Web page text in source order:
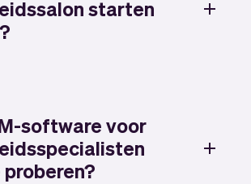
starten
software voor